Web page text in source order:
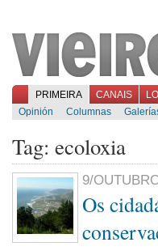
PRIMEIRA CANAIS
Opinión
Columnas
Tag: ecoloxia
9/
Os